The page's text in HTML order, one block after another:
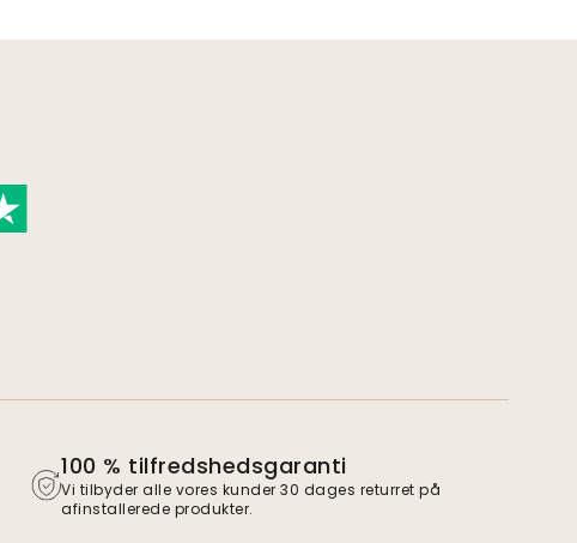
100 % tilfredshedsgaranti
Vi tilbyder alle vores kunder 30 dages returret på
afinstallerede produkter.